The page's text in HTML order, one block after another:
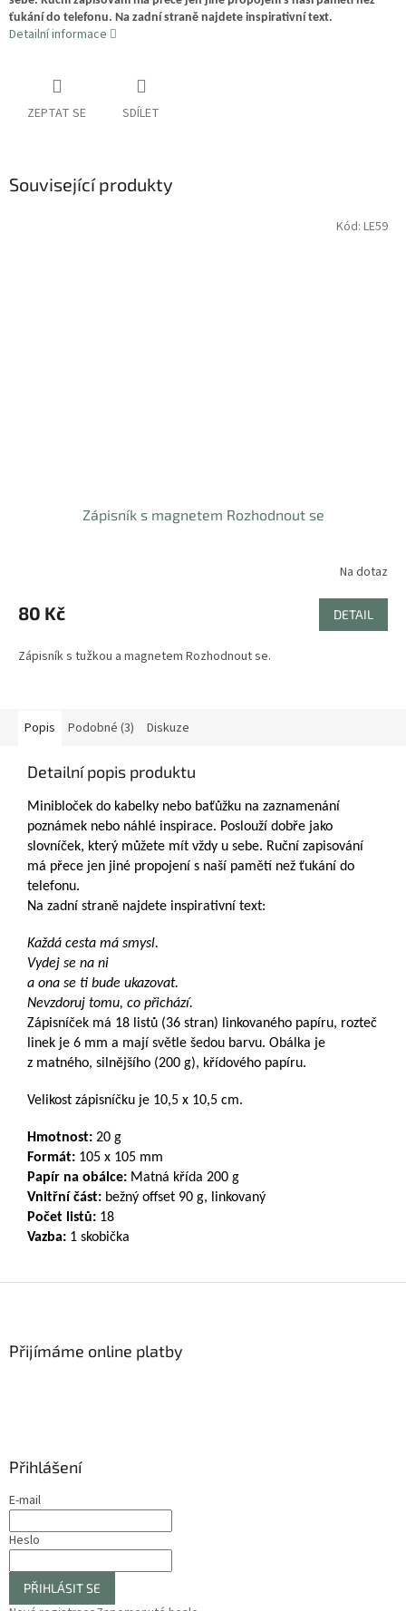
ťukání do telefonu. Na zadní straně najdete inspirativní text.
Detailní informace
ZEPTAT SE SDÍLET
Související produkty
Zápisník s magnetem Rozhodnout se
Na dotaz
80 Kč DETAIL
Zápisník s tužkou a magnetem Rozhodnout se.
Kód: LE59
Popis Podobné (3) Diskuze
Detailní popis produktu
Minibloček do kabelky nebo baťůžku na zaznamenání
poznámek nebo náhlé inspirace. Poslouží dobře jako
slovníček, který můžete mít vždy u sebe. Ruční zapisování
má přece jen jiné propojení s naší pamětí než ťukání do
telefonu.
Na zadní straně najdete inspirativní text:
Každá cesta má smysl.
Vydej se na ni
a ona se ti bude ukazovat.
Nevzdoruj tomu, co přichází.
Zápisníček má 18 listů (36 stran) linkovaného papíru, rozteč
linek je 6 mm a mají světle šedou barvu. Obálka je
z matného, silnějšího (200 g), křídového papíru.
Velikost zápisníčku je 10,5 x 10,5 cm.
Hmotnost: 20 g
Formát: 105 x 105 mm
Papír na obálce: Matná křída 200 g
Vnitřní část: bežný offset 90 g, linkovaný
Počet listů: 18
Vazba: 1 skobička
Přijímáme online platby
Přihlášení
E-mail
Heslo
PŘIHLÁSIT SE